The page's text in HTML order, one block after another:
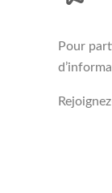
Pour